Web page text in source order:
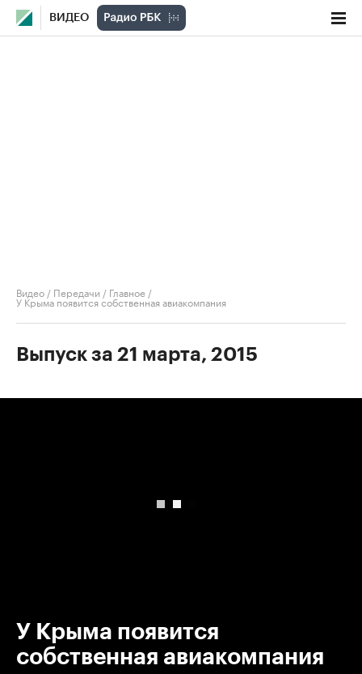
ВИДЕО
Видео / Передачи / Главное /
У Крыма появится собственная авиакомпания
Выпуск за 21 марта, 2015
У Крыма появится
собственная авиакомпания